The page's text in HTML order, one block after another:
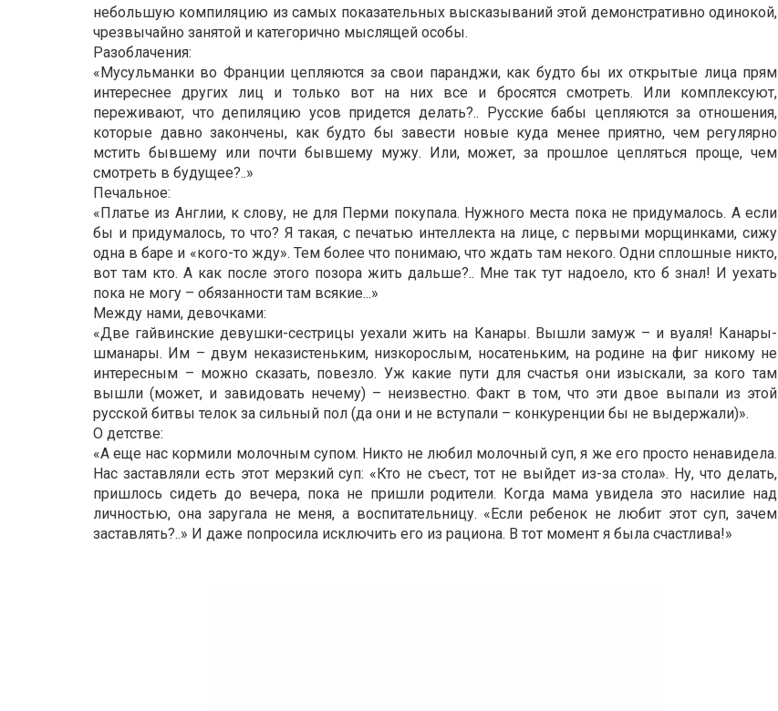
небольшую компиляцию из самых показательных высказываний этой демонстративно одинокой,
чрезвычайно занятой и категорично мыслящей особы.
Разоблачения:
«Мусульманки во Франции цепляются за свои паранджи, как будто бы их открытые лица прям
интереснее других лиц и только вот на них все и бросятся смотреть. Или комплексуют,
переживают, что депиляцию усов придется делать?.. Русские бабы цепляются за отношения,
которые давно закончены, как будто бы завести новые куда менее приятно, чем регулярно
мстить бывшему или почти бывшему мужу. Или, может, за прошлое цепляться проще, чем
смотреть в будущее?..»
Печальное:
«Платье из Англии, к слову, не для Перми покупала. Нужного места пока не придумалось. А если
бы и придумалось, то что? Я такая, с печатью интеллекта на лице, с первыми морщинками, сижу
одна в баре и «кого-то жду». Тем более что понимаю, что ждать там некого. Одни сплошные никто,
вот там кто. А как после этого позора жить дальше?.. Мне так тут надоело, кто б знал! И уехать
пока не могу – обязанности там всякие...»
Между нами, девочками:
«Две гайвинские девушки-сестрицы уехали жить на Канары. Вышли замуж – и вуаля! Канары-
шманары. Им – двум неказистеньким, низкорослым, носатеньким, на родине на фиг никому не
интересным – можно сказать, повезло. Уж какие пути для счастья они изыскали, за кого там
вышли (может, и завидовать нечему) – неизвестно. Факт в том, что эти двое выпали из этой
русской битвы телок за сильный пол (да они и не вступали – конкуренции бы не выдержали)».
О детстве:
«А еще нас кормили молочным супом. Никто не любил молочный суп, я же его просто ненавидела.
Нас заставляли есть этот мерзкий суп: «Кто не съест, тот не выйдет из-за стола». Ну, что делать,
пришлось сидеть до вечера, пока не пришли родители. Когда мама увидела это насилие над
личностью, она заругала не меня, а воспитательницу. «Если ребенок не любит этот суп, зачем
заставлять?..» И даже попросила исключить его из рациона. В тот момент я была счастлива!»